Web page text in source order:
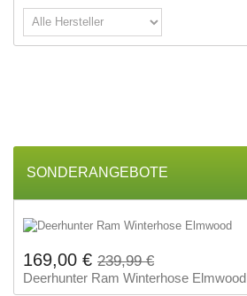
SONDERANGEBOTE
169,00 € 239,99 €
Deerhunter Ram Winterhose Elmwood